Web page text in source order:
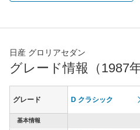
日産 グロリアセダン
グレード情報（1987
グレード D クラシック
基本情報